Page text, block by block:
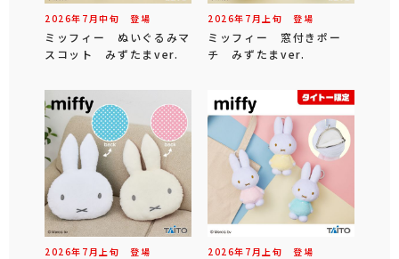
2026年 7 月中旬 登場
ミッフィー ぬいぐるみマ
スコット みずたまver.
2026年 7 月 上旬 登場
ミッフィー 窓付きポー
チ みずたまver.
2026年 7 月 上旬 登場 2026年 7 月 上旬 登場